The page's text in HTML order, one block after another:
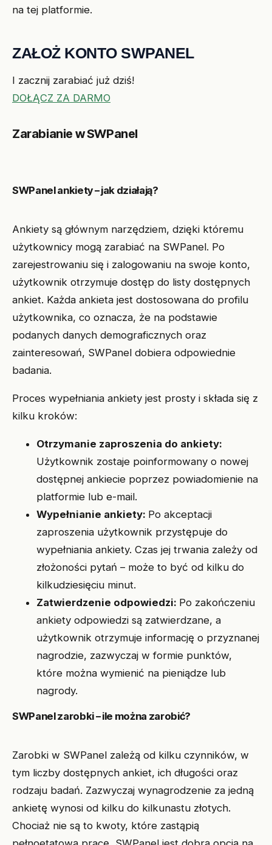
na tej platformie.
ZAŁOŻ KONTO SWPANEL
I zacznij zarabiać już dziś!
DOŁĄCZ ZA DARMO
Zarabianie w SWPanel
SWPanel ankiety – jak działają?
Ankiety są głównym narzędziem, dzięki któremu
użytkownicy mogą zarabiać na SWPanel. Po
zarejestrowaniu się i zalogowaniu na swoje konto,
użytkownik otrzymuje dostęp do listy dostępnych
ankiet. Każda ankieta jest dostosowana do profilu
użytkownika, co oznacza, że na podstawie
podanych danych demograficznych oraz
zainteresowań, SWPanel dobiera odpowiednie
badania.
Proces wypełniania ankiety jest prosty i składa się z
kilku kroków:
Otrzymanie zaproszenia do ankiety:
Użytkownik zostaje poinformowany o nowej
dostępnej ankiecie poprzez powiadomienie na
platformie lub e-mail.
Wypełnianie ankiety: Po akceptacji
zaproszenia użytkownik przystępuje do
wypełniania ankiety. Czas jej trwania zależy od
złożoności pytań – może to być od kilku do
kilkudziesięciu minut.
Zatwierdzenie odpowiedzi: Po zakończeniu
ankiety odpowiedzi są zatwierdzane, a
użytkownik otrzymuje informację o przyznanej
nagrodzie, zazwyczaj w formie punktów,
które można wymienić na pieniądze lub
nagrody.
SWPanel zarobki – ile można zarobić?
Zarobki w SWPanel zależą od kilku czynników, w
tym liczby dostępnych ankiet, ich długości oraz
rodzaju badań. Zazwyczaj wynagrodzenie za jedną
ankietę wynosi od kilku do kilkunastu złotych.
Chociaż nie są to kwoty, które zastąpią